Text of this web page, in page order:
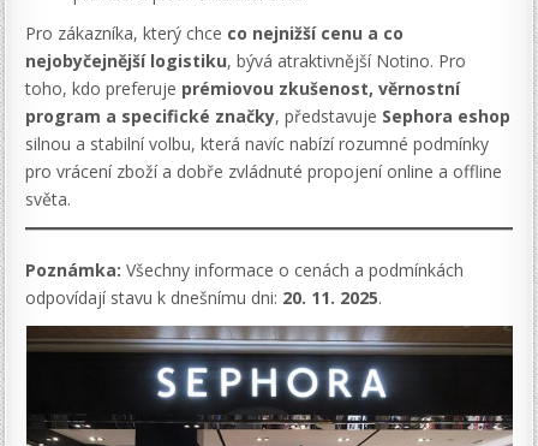
Pro zákazníka, který chce co nejnižší cenu a co
nejobyčejnější logistiku, bývá atraktivnější Notino. Pro
toho, kdo preferuje prémiovou zkušenost, věrnostní
program a specifické značky, představuje Sephora eshop
silnou a stabilní volbu, která navíc nabízí rozumné podmínky
pro vrácení zboží a dobře zvládnuté propojení online a offline
světa.
Poznámka: Všechny informace o cenách a podmínkách
odpovídají stavu k dnešnímu dni: 20. 11. 2025.